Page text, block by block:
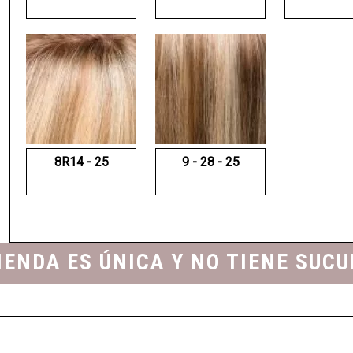
8R14 - 25 9 - 28 - 25
ES ÚNICA Y NO TIENE